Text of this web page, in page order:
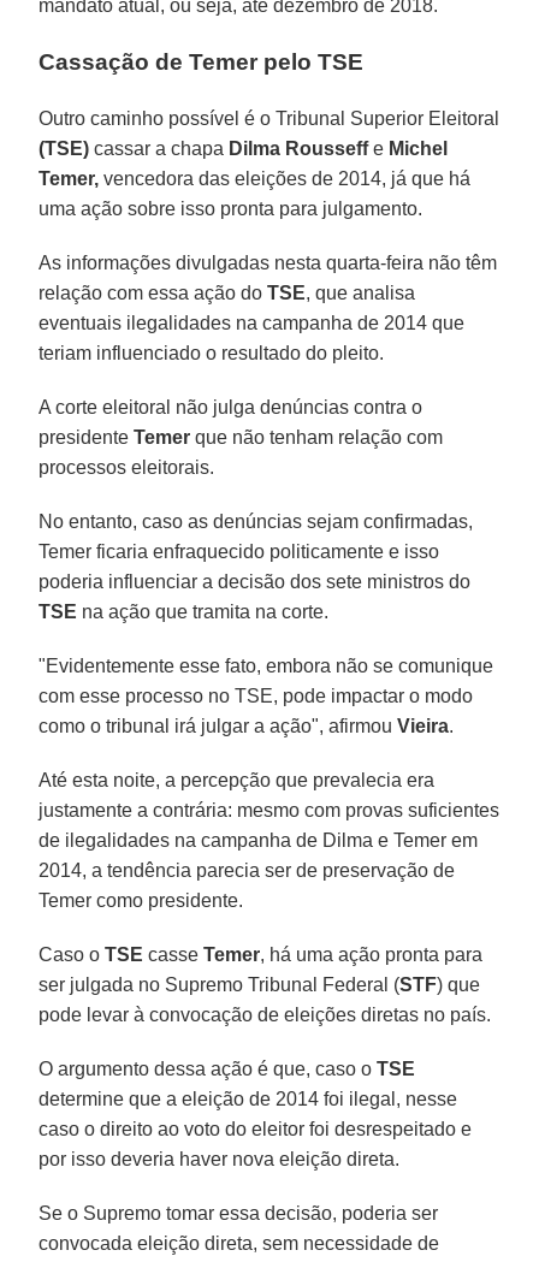
mandato atual, ou seja, até dezembro de 2018.
Cassação de Temer pelo TSE
Outro caminho possível é o Tribunal Superior Eleitoral
(TSE) cassar a chapa Dilma Rousseffe Michel
Temer, vencedora das eleições de 2014, já que há
uma ação sobre isso pronta para julgamento.
As informações divulgadas nesta quarta-feira não têm
relação com essa ação doTSE, que analisa
eventuais ilegalidades na campanha de 2014 que
teriam influenciado o resultado do pleito.
A corte eleitoral não julga denúncias contra o
presidenteTemer que não tenham relação com
processos eleitorais.
No entanto, caso as denúncias sejam confirmadas,
Temer ficaria enfraquecido politicamente e isso
poderia influenciar a decisão dos sete ministros do
TSE na ação que tramita na corte.
"Evidentemente esse fato, embora não se comunique
com esse processo no TSE, pode impactar o modo
como o tribunal irá julgar a ação", afirmouVieira.
Até esta noite, a percepção que prevalecia era
justamente a contrária: mesmo com provas suficientes
de ilegalidades na campanha de Dilma e Temer em
2014, a tendência parecia ser de preservação de
Temer como presidente.
Caso oTSE casseTemer, há uma ação pronta para
ser julgada no Supremo Tribunal Federal (STF) que
pode levar à convocação de eleições diretas no país.
O argumento dessa ação é que, caso oTSE
determine que a eleição de 2014 foi ilegal, nesse
caso o direito ao voto do eleitor foi desrespeitado e
por isso deveria haver nova eleição direta.
Se o Supremo tomar essa decisão, poderia ser
convocada eleição direta, sem necessidade de